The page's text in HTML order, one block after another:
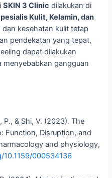
SKIN 3 Clinic dilakukan di
Kulit, Kelamin, dan
kesehatan kulit tetap
pendekatan yang tepat,
dapat dilakukan
menyebabkan gangguan
P., & Shi, V. (2023). The
Function, Disruption, and
and physiology,
000534136